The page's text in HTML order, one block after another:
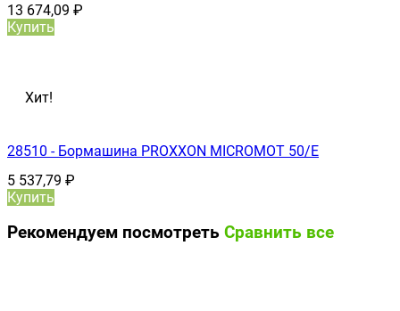
13 674,09 ₽
Купить
Хит!
28510 - Бормашина PROXXON MICROMOT 50/E
5 537,79 ₽
Купить
Рекомендуем посмотреть Сравнить все